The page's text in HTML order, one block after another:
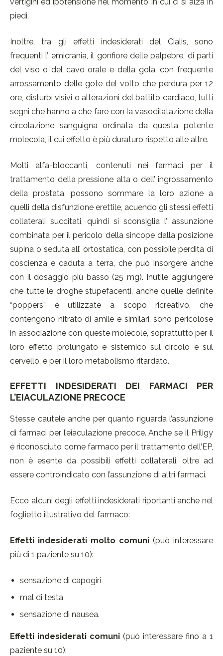
vertigini ed ipotensione nel momento in cui ci si alza in
piedi.
Inoltre, tra gli effetti indesiderati del Cialis, sono
frequenti l’ emicrania, il gonfiore delle palpebre, di parti
del viso o del cavo orale e della gola, con frequente
arrossamento delle gote del volto che perdura per 12
ore, disturbi visivi o alterazioni del battito cardiaco, tutti
segni che hanno a che fare con la vasodilatazione della
circolazione sanguigna ordinata da questa potente
molecola, il cui effetto è più duraturo rispetto alle altre.
Molti alfa-bloccanti, contenuti nei farmaci per il
trattamento della pressione alta o dell’ ingrossamento
della prostata, possono sommare la loro azione a
quelli della disfunzione erettile, acuendo gli stessi effetti
collaterali succitati, quindi si sconsiglia l’ assunzione
combinata per il pericolo della sincope dalla posizione
supina o seduta all’ ortostatica, con possibile perdita di
coscienza e caduta a terra, che può insorgere anche
con il dosaggio più basso (25 mg). Inutile aggiungere
che tutte le droghe stupefacenti, anche quelle definite
“poppers” e utilizzate a scopo ricreativo, che
contengono nitrato di amile e similari, sono pericolose
in associazione con queste molecole, soprattutto per il
loro effetto prolungato e sistemico sul circolo e sul
cervello, e per il loro metabolismo ritardato.
EFFETTI INDESIDERATI DEI FARMACI PER
L’EIACULAZIONE PRECOCE
Stesse cautele anche per quanto riguarda l’assunzione
di farmaci per l’eiaculazione precoce. Anche se il Priligy
è riconosciuto come farmaco per il trattamento dell’EP,
non è esente da possibili effetti collaterali, oltre ad
essere controindicato con l’assunzione di altri farmaci.
Ecco alcuni degli effetti indesiderati riportanti anche nel
foglietto illustrativo del farmaco:
Effetti indesiderati molto comuni (può interessare
più di 1 paziente su 10):
sensazione di capogiri
mal di testa
sensazione di nausea.
Effetti indesiderati comuni (può interessare fino a 1
paziente su 10):